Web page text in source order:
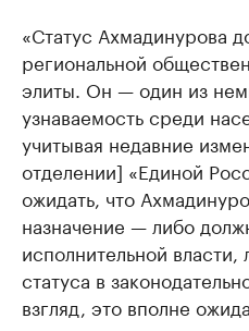
«Статус Ахмадинурова
региональной
элиты. Он — один из
узнаваемость среди
учитывая недавние
отделении] «Единой
ожидать, что
назначение — либо
исполнительной
статуса в
взгляд, это вполне